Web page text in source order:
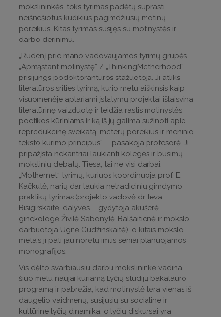
mokslininkės, toks tyrimas padėtų suprasti
neišnešiotus kūdikius pagimdžiusių motinų
poreikius. Kitas tyrimas susijęs su motinystės ir
darbo derinimu.
„Rudenį prie mano vadovaujamos tyrimų grupės
„Apmąstant motinystę“ / „ThinkingMotherhood“
prisijungs podoktorantūros stažuotoja. Ji atliks
literatūros srities tyrimą, kurio metu aiškinsis kaip
visuomenėje aptariami įstatymų projektai išlaisvina
literatūrinę vaizduotę ir leidžia rastis motinystės
poetikos kūriniams ir ką iš jų galima sužinoti apie
reprodukcinę sveikatą, moterų poreikius ir meninio
teksto kūrimo principus“, – pasakoja profesorė. Ji
pripažįsta nekantriai laukianti kolegės ir būsimų
mokslinių debatų. Tiesa, tai ne visi darbai:
„Mothernet“ tyrimų, kuriuos koordinuoja prof. E.
Kačkutė, narių dar laukia netradicinių gimdymo
praktikų tyrimas (projekto vadovė dr. Ieva
Bisigirskaitė, dalyvės – gydytoja akušerė-
ginekologė Živilė Sabonytė-Balšaitienė ir mokslo
darbuotoja Ugnė Gudžinskaitė), o kitais mokslo
metais ji pati jau norėtų imtis seniai planuojamos
monografijos.
Vis dėlto svarbiausiu darbu mokslininkė vadina
šiuo metu naujai kuriamą Lyčių studijų bakalauro
programą ir pabrėžia, kad motinystė tėra vienas iš
daugelio vaidmenų, susijusių su socialine ir
kultūrine lyčių dinamika, o lyčių diskursai yra